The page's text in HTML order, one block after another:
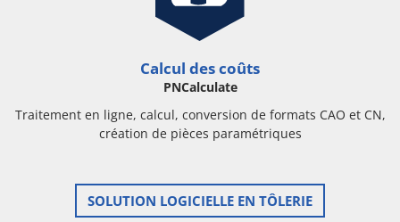
Calcul des coûts
PNCalculate
Traitement en ligne, calcul, conversion de formats CAO et CN,
création de pièces paramétriques
SOLUTION LOGICIELLE EN TÔLERIE